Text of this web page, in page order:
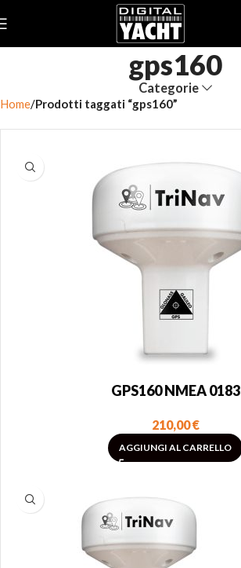
gps160
Categorie
Home Prodotti taggati “gps160”
GPS160 NMEA 0183
210,00€
AGGIUNGI AL CARRELLO